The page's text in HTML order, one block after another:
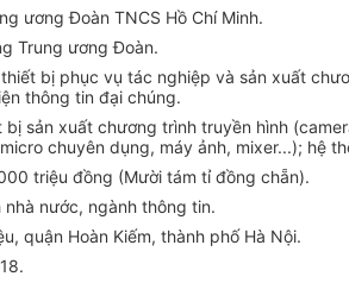
ương Đoàn TNCS Hồ Chí Minh.
Trung ương Đoàn.
bị phục vụ tác nghiệp và sản xuất
thông tin đại chúng.
sản xuất chương trình truyền hình
chuyên dụng, máy ảnh, mixer...); hệ
triệu đồng (Mười tám tỉ đồng chẵn).
nước, ngành thông tin.
quận Hoàn Kiếm, thành phố Hà Nội.